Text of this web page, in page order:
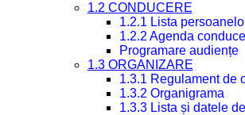
1.2 CONDUCERE
1.2.1 Lista
1.2.2 Agenda
Programare audiențe
1.3 ORGANIZARE
1.3.1 Regulament de
1.3.2 Organigrama
1.3.3 Lista și datele